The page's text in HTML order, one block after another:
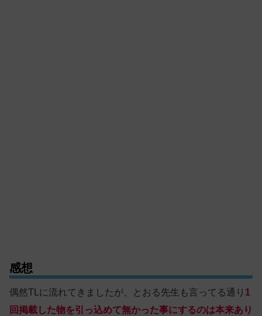
感想
偶然TLに流れてきましたが、とおる先生も言ってる通り 1
回掲載した物を引っ込めて無かった事にするのは本来あり